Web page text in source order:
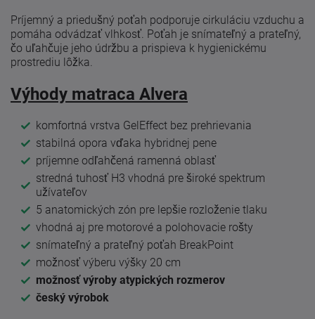
Príjemný a priedušný poťah podporuje cirkuláciu vzduchu a
pomáha odvádzať vlhkosť. Poťah je snímateľný a prateľný,
čo uľahčuje jeho údržbu a prispieva k hygienickému
prostrediu lôžka.
Výhody matraca Alvera
komfortná vrstva GelEffect bez prehrievania
stabilná opora vďaka hybridnej pene
príjemne odľahčená ramenná oblasť
stredná tuhosť H3 vhodná pre široké spektrum
užívateľov
5 anatomických zón pre lepšie rozloženie tlaku
vhodná aj pre motorové a polohovacie rošty
snímateľný a prateľný poťah BreakPoint
možnosť výberu výšky 20 cm
možnosť výroby atypických rozmerov
český výrobok